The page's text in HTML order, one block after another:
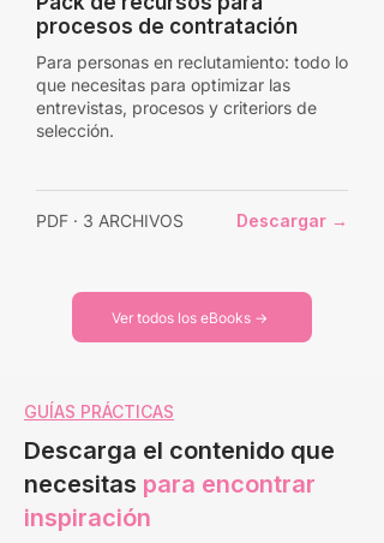
procesos de contratación
Para personas en reclutamiento: todo lo
que necesitas para optimizar las
entrevistas, procesos y criteriors de
selección.
PDF · 3 ARCHIVOS Descargar →
Ver todos los eBooks →
GUÍAS PRÁCTICAS
Descarga el contenido que
necesitas para encontrar
inspiración